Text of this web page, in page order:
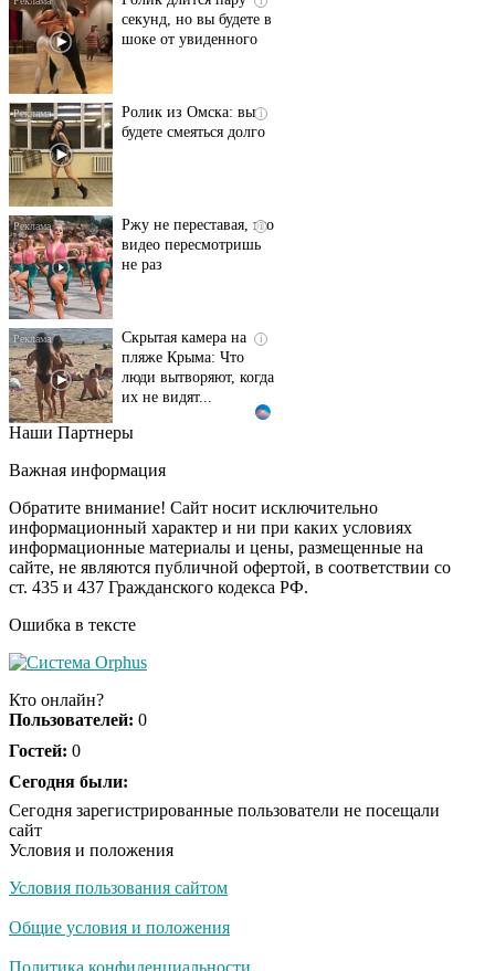
секунд, но вы будете в
шоке от увиденного
Ролик из Омска: вы
будете смеяться долго
Ржу не переставая, это
видео пересмотришь
не раз
Скрытая камера на
пляже Крыма: Что
люди вытворяют, когда
их не видят...
Ролик длится
смеяться вы будете
i
Королева вагона
отожгла! Видео не
оставит равнодушным
Наши Партнеры
Важная информация
Обратите внимание! Сайт носит исключительно
информационный характер и ни при каких условиях
информационные материалы и цены, размещенные на
сайте, не являются публичной офертой, в соответствии со
ст. 435 и 437 Гражданского кодекса РФ.
Ошибка в тексте
Кто онлайн?
Пользователей: 0
Гостей: 0
Сегодня были:
Сегодня зарегистрированные пользователи не посещали
сайт
Условия и положения
Условия пользования сайтом
Общие условия и положения
Политика конфиденциальности